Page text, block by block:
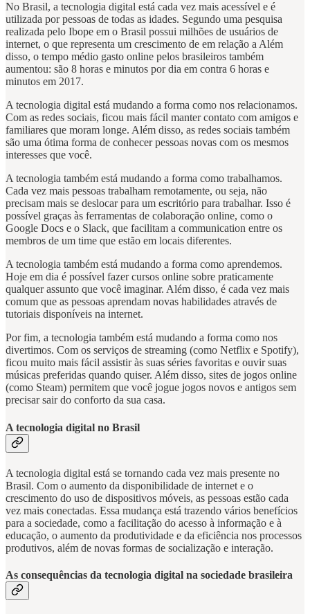
No Brasil, a tecnologia digital está cada vez mais acessível e é
utilizada por pessoas de todas as idades. Segundo uma pesquisa
realizada pelo Ibope em o Brasil possui milhões de usuários de
internet, o que representa um crescimento de em relação a Além
disso, o tempo médio gasto online pelos brasileiros também
aumentou: são 8 horas e minutos por dia em contra 6 horas e
minutos em 2017.
A tecnologia digital está mudando a forma como nos relacionamos.
Com as redes sociais, ficou mais fácil manter contato com amigos e
familiares que moram longe. Além disso, as redes sociais também
são uma ótima forma de conhecer pessoas novas com os mesmos
interesses que você.
A tecnologia também está mudando a forma como trabalhamos.
Cada vez mais pessoas trabalham remotamente, ou seja, não
precisam mais se deslocar para um escritório para trabalhar. Isso é
possível graças às ferramentas de colaboração online, como o
Google Docs e o Slack, que facilitam a communication entre os
membros de um time que estão em locais diferentes.
A tecnologia também está mudando a forma como aprendemos.
Hoje em dia é possível fazer cursos online sobre praticamente
qualquer assunto que você imaginar. Além disso, é cada vez mais
comum que as pessoas aprendam novas habilidades através de
tutoriais disponíveis na internet.
Por fim, a tecnologia também está mudando a forma como nos
divertimos. Com os serviços de streaming (como Netflix e Spotify),
ficou muito mais fácil assistir às suas séries favoritas e ouvir suas
músicas preferidas quando quiser. Além disso, sites de jogos online
(como Steam) permitem que você jogue jogos novos e antigos sem
precisar sair do conforto da sua casa.
A tecnologia digital no Brasil
A tecnologia digital está se tornando cada vez mais presente no
Brasil. Com o aumento da disponibilidade de internet e o
crescimento do uso de dispositivos móveis, as pessoas estão cada
vez mais conectadas. Essa mudança está trazendo vários benefícios
para a sociedade, como a facilitação do acesso à informação e à
educação, o aumento da produtividade e da eficiência nos processos
produtivos, além de novas formas de socialização e interação.
As consequências da tecnologia digital na sociedade brasileira